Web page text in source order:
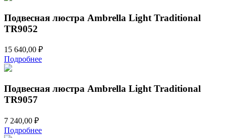
Подвесная люстра Ambrella Light Traditional
TR9052
15 640,00 ₽
Подробнее
Подвесная люстра Ambrella Light Traditional
TR9057
7 240,00 ₽
Подробнее